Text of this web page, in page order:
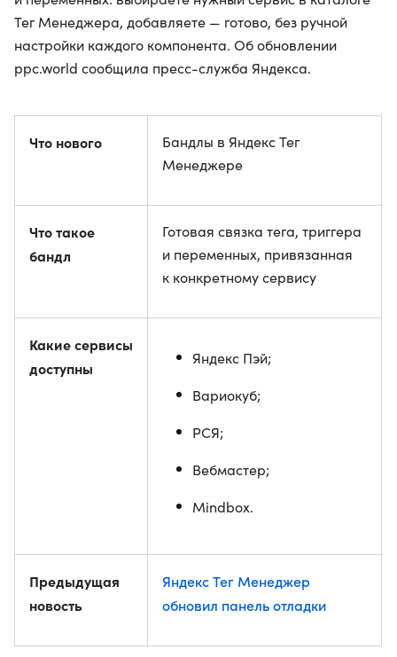
Тег Менеджера, добавляете — готово, без ручной
настройки каждого компонента. Об обновлении
ppc.world сообщила пресс-служба Яндекса.
Что нового
Бандлы в Яндекс Тег
Менеджере
Что такое
бандл
Готовая связка тега, триггера
и переменных, привязанная
к конкретному сервису
Какие сервисы
доступны
Яндекс Пэй;
Вариокуб;
РСЯ;
Вебмастер;
Mindbox.
Предыдущая
новость
Яндекс Тег Менеджер
обновил панель отладки